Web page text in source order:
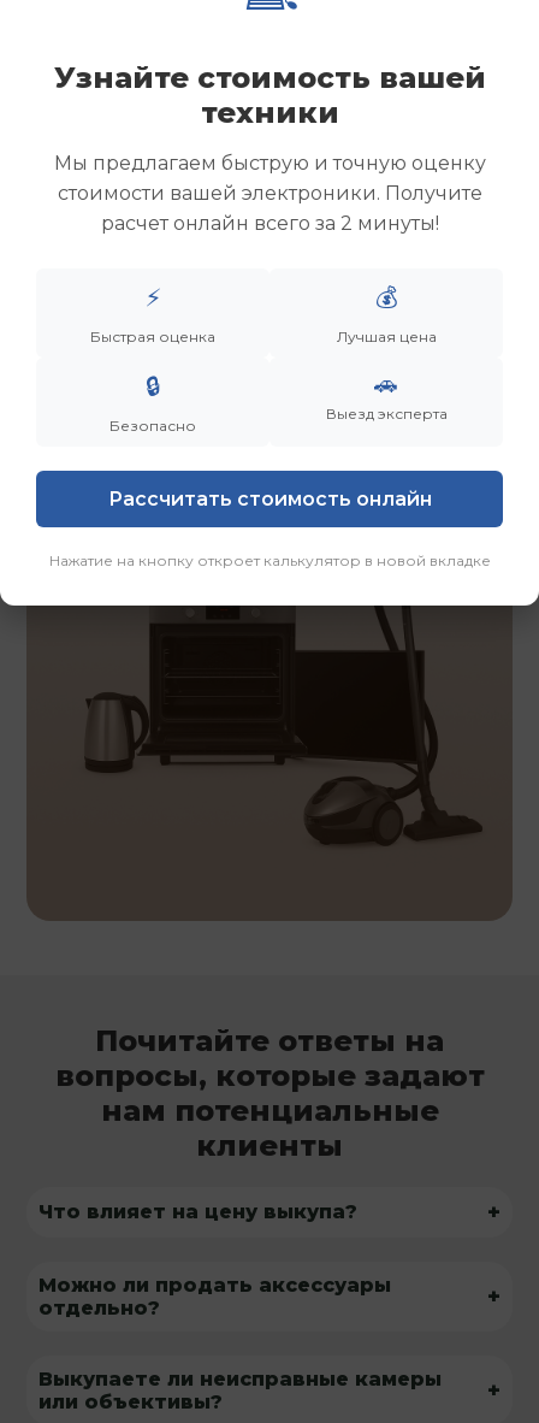
для новых творческих идей!
Почитайте ответы на
вопросы, которые задают
нам потенциальные
клиенты
Что влияет на цену выкупа? +
Можно ли продать аксессуары
отдельно?
+
Выкупаете ли неисправные камеры
или объективы?
+
Узнайте стоимость вашей
техники
Мы предлагаем быструю и точную оценку
стоимости вашей электроники. Получите
расчет онлайн всего за 2 минуты!
⚡
Быстрая оценка
💰
Лучшая цена
🔒
Безопасно
🚗
Выезд эксперта
Рассчитать стоимость онлайн
Нажатие на кнопку откроет калькулятор в новой вкладке